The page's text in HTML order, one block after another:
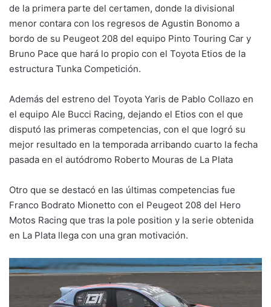
de la primera parte del certamen, donde la divisional
menor contara con los regresos de Agustin Bonomo a
bordo de su Peugeot 208 del equipo Pinto Touring Car y
Bruno Pace que hará lo propio con el Toyota Etios de la
estructura Tunka Competición.
Además del estreno del Toyota Yaris de Pablo Collazo en
el equipo Ale Bucci Racing, dejando el Etios con el que
disputó las primeras competencias, con el que logró su
mejor resultado en la temporada arribando cuarto la fecha
pasada en el autódromo Roberto Mouras de La Plata
Otro que se destacó en las últimas competencias fue
Franco Bodrato Mionetto con el Peugeot 208 del Hero
Motos Racing que tras la pole position y la serie obtenida
en La Plata llega con una gran motivación.